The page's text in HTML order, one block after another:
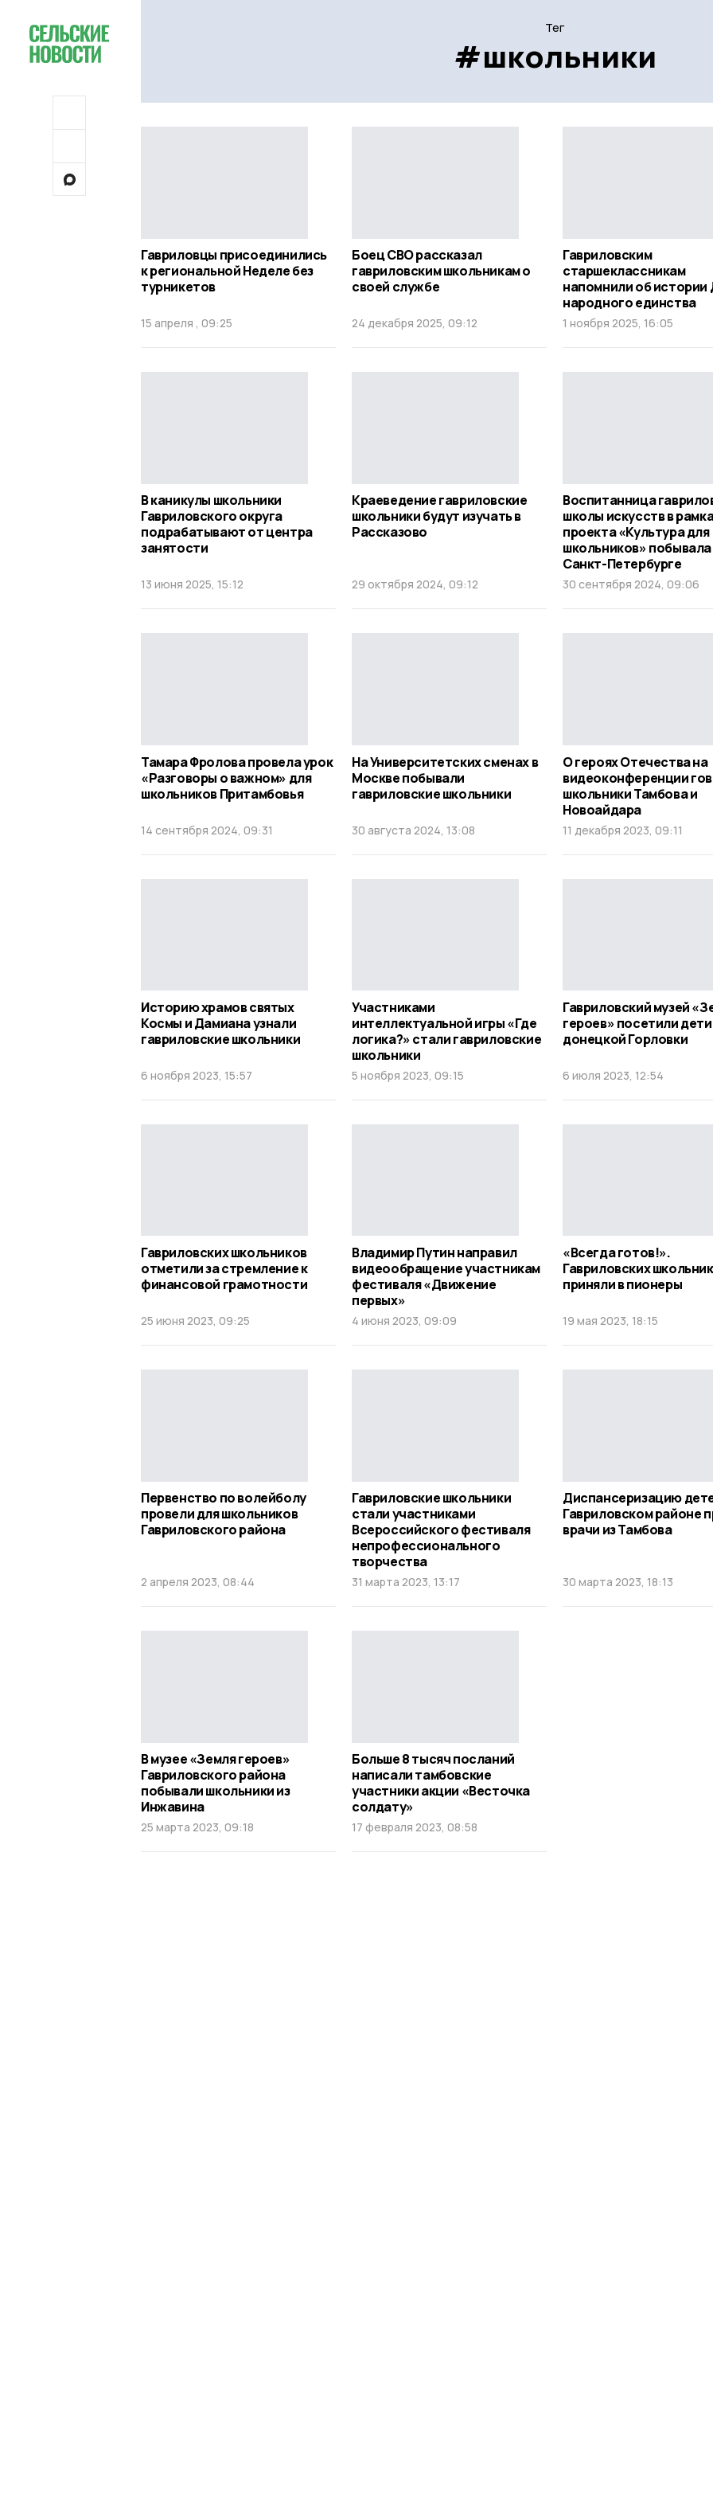
Тег
#школьники
Гавриловцы присоединились
к региональной Неделе без
турникетов
15 апреля , 09:25
Боец СВО рассказал
гавриловским школьникам о
своей службе
24 декабря 2025, 09:12
Гавриловским
старшеклассникам
напомнили об истории
народного единства
1 ноября 2025, 16:05
В каникулы школьники
Гавриловского округа
подрабатывают от центра
занятости
13 июня 2025, 15:12
Краеведение гавриловские
школьники будут изучать в
Рассказово
29 октября 2024, 09:12
Воспитанница
школы искусств в
проекта «Культура для
школьников» побывала
Санкт-Петербурге
30 сентября 2024, 09:06
Тамара Фролова провела урок
«Разговоры о важном» для
школьников Притамбовья
14 сентября 2024, 09:31
На Университетских сменах в
Москве побывали
гавриловские школьники
30 августа 2024, 13:08
О героях Отечества на
видеоконференции
школьники Тамбова и
Новоайдара
11 декабря 2023, 09:11
Историю храмов святых
Космы и Дамиана узнали
гавриловские школьники
6 ноября 2023, 15:57
Участниками
интеллектуальной игры «Где
логика?» стали гавриловские
школьники
5 ноября 2023, 09:15
Гавриловский музей
героев» посетили дети
донецкой Горловки
6 июля 2023, 12:54
Гавриловских школьников
отметили за стремление к
финансовой грамотности
25 июня 2023, 09:25
Владимир Путин направил
видеообращение участникам
фестиваля «Движение
первых»
4 июня 2023, 09:09
«Всегда готов!».
Гавриловских
приняли в пионеры
19 мая 2023, 18:15
Первенство по волейболу
провели для школьников
Гавриловского района
2 апреля 2023, 08:44
Гавриловские школьники
стали участниками
Всероссийского фестиваля
непрофессионального
творчества
31 марта 2023, 13:17
Диспансеризацию
Гавриловском районе
врачи из Тамбова
30 марта 2023, 18:13
В музее «Земля героев»
Гавриловского района
побывали школьники из
Инжавина
25 марта 2023, 09:18
Больше 8 тысяч посланий
написали тамбовские
участники акции «Весточка
солдату»
17 февраля 2023, 08:58